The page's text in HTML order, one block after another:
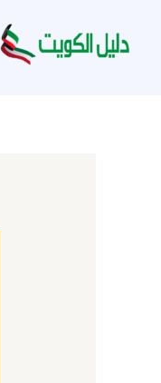
المحتوى